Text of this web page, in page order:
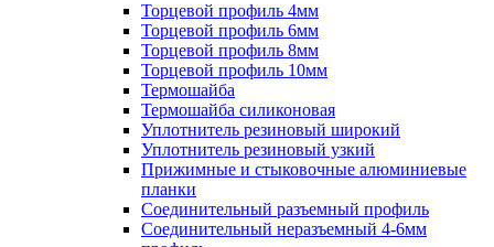
Торцевой профиль 4мм
Торцевой профиль 6мм
Торцевой профиль 8мм
Торцевой профиль 10мм
Термошайба
Термошайба силиконовая
Уплотнитель резиновый широкий
Уплотнитель резиновый узкий
Прижимные и стыковочные алюминиевые
планки
Соединительный разъемный профиль
Соединительный неразъемный 4-6мм